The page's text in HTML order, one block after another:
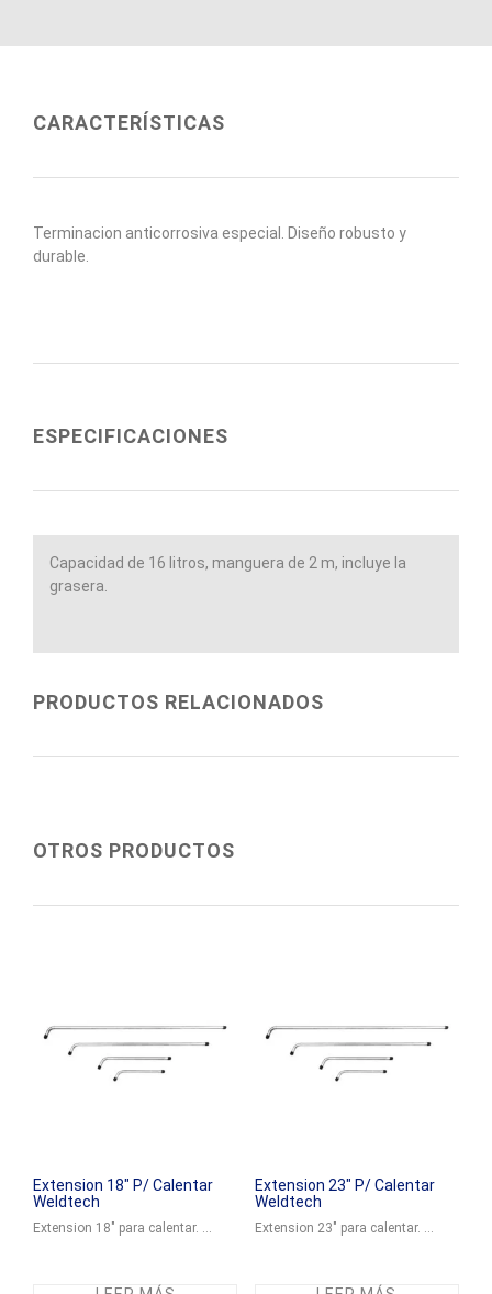
CARACTERÍSTICAS
Terminacion anticorrosiva especial. Diseño robusto y
durable.
ESPECIFICACIONES
Capacidad de 16 litros, manguera de 2 m, incluye la
grasera.
PRODUCTOS RELACIONADOS
OTROS PRODUCTOS
Extension 18″ P/ Calentar
Weldtech
Extension 18" para calentar. ...
Extension 23″ P/ Calentar
Weldtech
Extension 23" para calentar. ...